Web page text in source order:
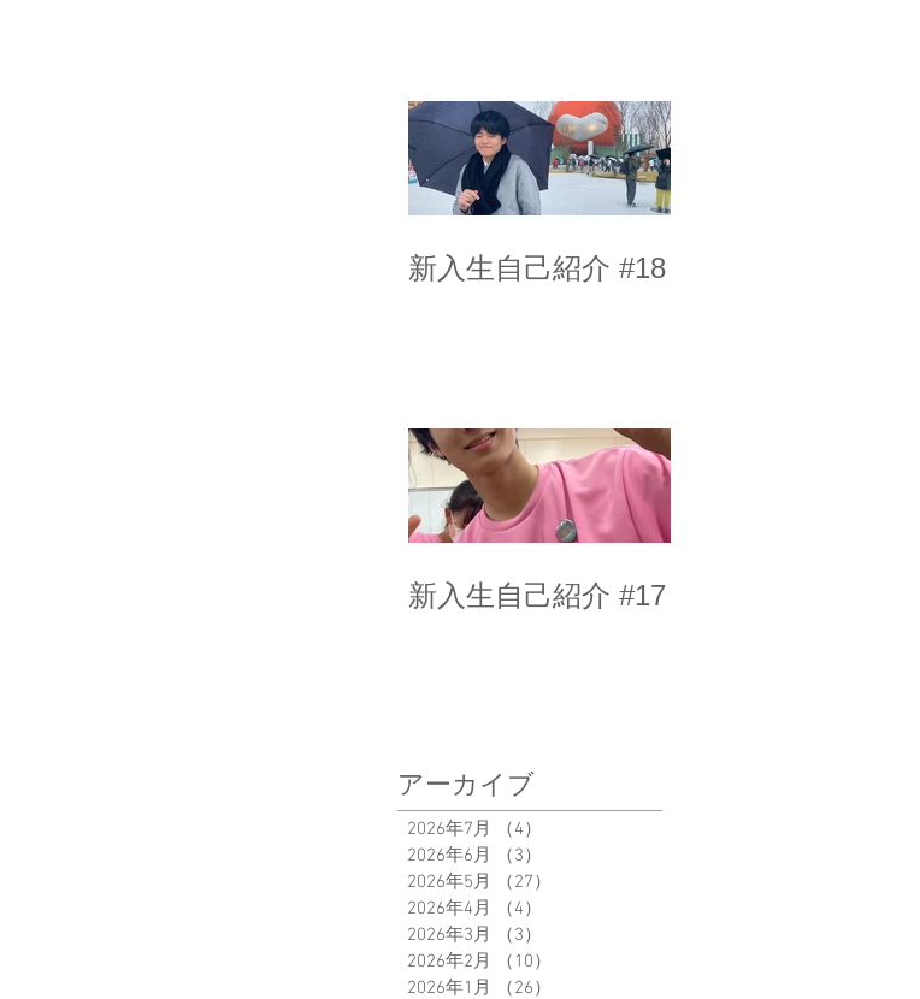
新入生自己紹介 #18
新入生自己紹介 #17
アーカイブ
2026年7月 （4）
2026年6月
（3）
2026年5月
（27）
2026年4月
（4）
2026年3月
（3）
2026年2月
（10）
2026年1月
（26）